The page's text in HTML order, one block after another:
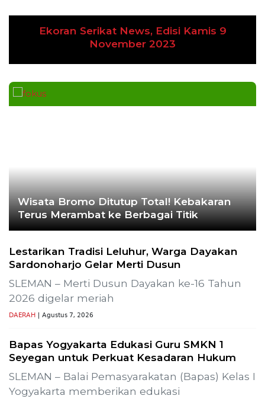
Ekoran Serikat News, Edisi Kamis 9
November 2023
Wisata Bromo Ditutup Total! Kebakaran
Terus Merambat ke Berbagai Titik
Lestarikan Tradisi Leluhur, Warga Dayakan
Sardonoharjo Gelar Merti Dusun
SLEMAN – Merti Dusun Dayakan ke-16 Tahun
2026 digelar meriah
DAERAH | Agustus 7, 2026
Bapas Yogyakarta Edukasi Guru SMKN 1
Seyegan untuk Perkuat Kesadaran Hukum
SLEMAN – Balai Pemasyarakatan (Bapas) Kelas I
Yogyakarta memberikan edukasi